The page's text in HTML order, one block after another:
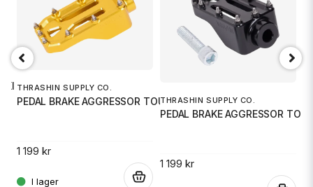
emailMejladress
Ja, ni får publicera min fråga
THRASHIN SUPPLY CO.
PEDAL BRAKE AGGRESSOR TOURING
1 199 kr
THRASHIN SUPPLY CO.
PEDAL BRAKE AGGRESSOR
1 199 kr